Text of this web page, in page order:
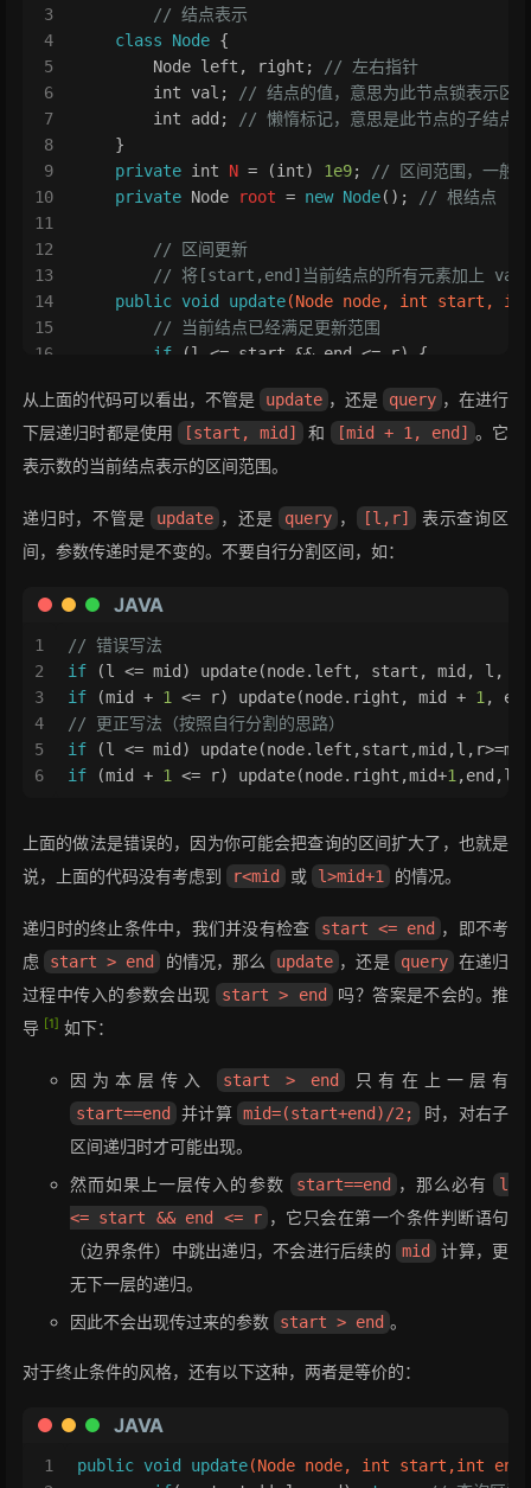
3
4
5
6
7
8
9
10
11
12
13
14
15
16
18
19
20
22
24
26
27
28
29
30
31
32
35
36
38
39
40
41
42
44
48
53
55
57
59
// 结点表示
class
Node {
        Node left, right;
// 左右指针
int val;
// 结点的值，意思为此节点锁表示区
int add;
// 懒惰标记，意思是此节点的子结点
    }
private int N = (int) 1e9;
// 区间范围，一般
private Node root = new Node(); // 根结点
// 区间更新
// 将[start,end]当前结点的所有元素加上 val
public void update(Node node, int start, int
// 当前结点已经满足更新范围
if (l <= start && end <= r) {
            node.add += val;
// 子节点就不再递归，实现了「懒惰」
return ;
int mid (start + end) >> 1 ;
        pushDown(node, mid - start +
// 表明查询区间和左子区间有交集
// 表明查询区间和右子区间有交集
if
        pushUp(node);
// 更新当前结点的区间值
    }
public
int query(Node node,
if (l <= start && end <= r) return
int
mid (start + end) >> 1;
// 表明查询区间和左子区间有交集
if (l <= mid) ans +=
if (mid + 1 <= r) ans +=
return ans;
    }
private void pushUp(Node node) {
node.val = node.left.val +
// 结点下推
private void
if (node.left == null) node.left = new
if (node.right == null) node.right = new
if
(node.add == 0) return ; // 没有懒惰标
        node.left.val += node.add * leftNum;
        node.left.add += node.add;
        node.add =
}
从上面的代码可以看出，不管是 update ，还是 query ，在进行
下层递归时都是使用
[start, mid] 和 [mid + 1, end] 。它
表示数的当前结点表示的区间范围。
递归时，不管是 update ，还是 query ， [l,r]
表示查询区
间，参数传递时是不变的。不要自行分割区间，如：
JAVA
1
2
3
4
5
6
// 错误写法
if (l <= mid) update(node.left, start, mid, l,
if (mid + 1 <= r) update(node.right, mid + 1,
// 更正写法（按照自行分割的思路）
if (l <= mid)
if (mid + 1 <= r) update(node.right,mid+1
上面的做法是错误的，因为你可能会把查询的区间扩大了，也就是
说，上面的代码没有考虑到
r<mid 或 l>mid+1 的情况。
递归时的终止条件中，我们并没有检查 start <= end ，即不考
虑
start > end 的情况，那么 update ，还是 query 在递归
过程中传入的参数会出现
start > end
吗？答案是不会的。推
导
[1] 如下：
因为本层传入 start > end 只有在上一层有
start==end 并计算 mid=(start+end)/2;
时，对右子
区间递归时才可能出现。
然而如果上一层传入的参数
start==end ，那么必有
l
<= start && end <= r ，它只会在第一个条件判断语句
（边界条件）中跳出递归，不会进行后续的
mid
计算，更
无下一层的递归。
因此不会出现传过来的参数
start > end 。
对于终止条件的风格，还有以下这种，两者是等价的：
JAVA
1
public void update(Node node, int start,int end,